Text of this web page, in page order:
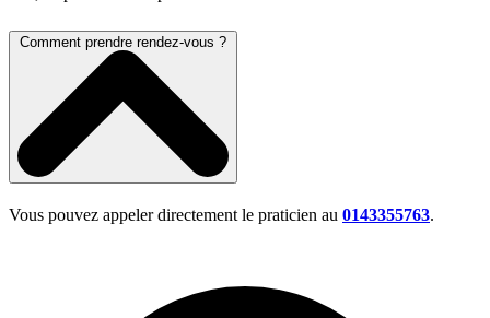
Comment prendre rendez-vous ?
Vous pouvez appeler directement le praticien au 0143355763.